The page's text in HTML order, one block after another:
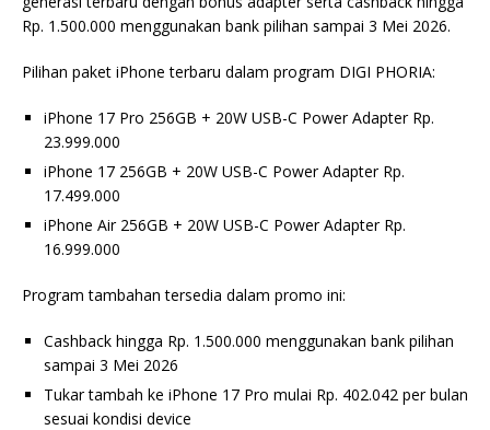
Rp. 1.500.000 menggunakan bank pilihan sampai 3 Mei 2026.
Pilihan paket iPhone terbaru dalam program DIGI PHORIA:
iPhone 17 Pro 256GB + 20W USB-C Power Adapter Rp.
23.999.000
iPhone 17 256GB + 20W USB-C Power Adapter Rp.
17.499.000
iPhone Air 256GB + 20W USB-C Power Adapter Rp.
16.999.000
Program tambahan tersedia dalam promo ini:
Cashback hingga Rp. 1.500.000 menggunakan bank pilihan
sampai 3 Mei 2026
Tukar tambah ke iPhone 17 Pro mulai Rp. 402.042 per bulan
sesuai kondisi device